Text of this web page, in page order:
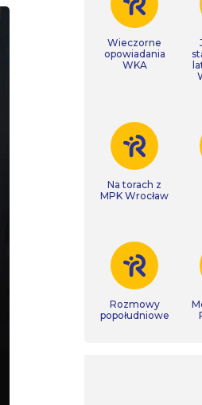
Wieczorne
opowiadania
WKA
Na torach z
MPK Wrocław
Rozmowy
popołudniowe